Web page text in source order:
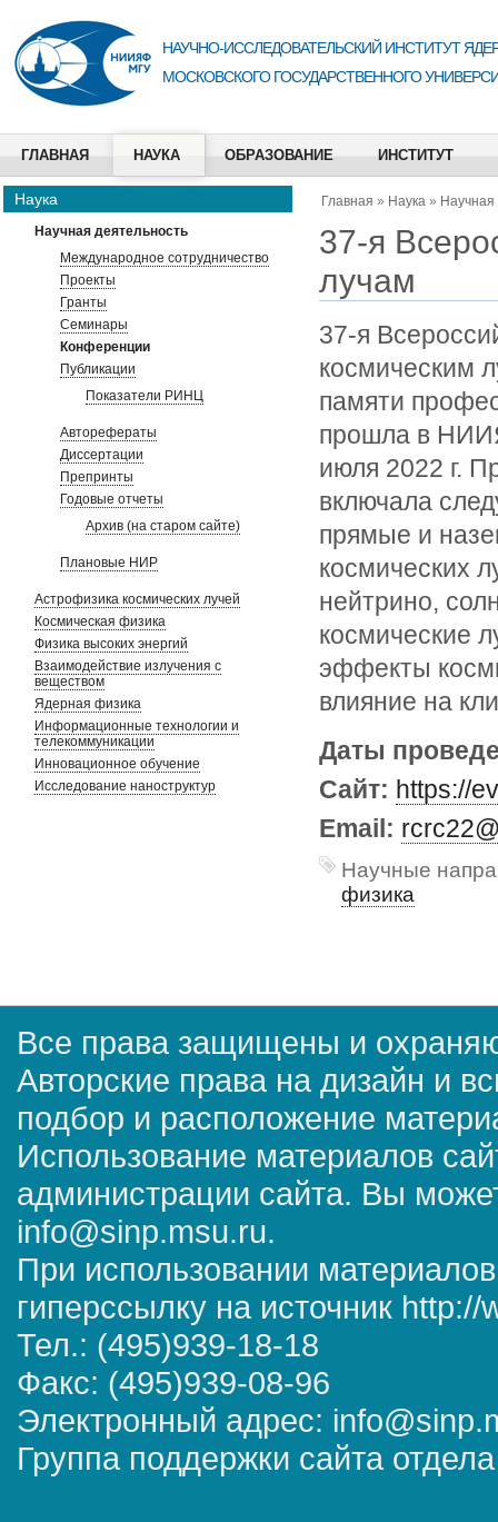
НАУЧНО-ИССЛЕДОВАТЕЛЬСКИЙ ИНСТИТУТ
МОСКОВСКОГО ГОСУДАРСТВЕННОГО
ГЛАВНАЯ НАУКА ОБРАЗОВАНИЕ ИНСТИТУТ
Наука
Научная деятельность
Международное сотрудничество
Проекты
Гранты
Семинары
Конференции
Публикации
Показатели РИНЦ
Авторефераты
Диссертации
Препринты
Годовые отчеты
Архив (на старом сайте)
Плановые НИР
Астрофизика космических лучей
Космическая физика
Физика высоких энергий
Взаимодействие излучения с
веществом
Ядерная физика
Информационные технологии и
телекоммуникации
Инновационное обучение
Исследование наноструктур
Главная » Наука » Научная
37-я
лучам
37-я
космическим
памяти
прошла в
июля 2022 г.
включала
прямые и
космических
нейтрино,
космические
эффекты
влияние на
Даты
Сайт: https://
Email:
Научные
физика
Все права защищены и
Авторские права на дизайн и
подбор и расположение
Использование материалов
администрации сайта. Вы
info@sinp.msu.ru.
При использовании
гиперссылку на источник
Тел.: (495)939-18-18
Факс: (495)939-08-96
Электронный адрес:
Группа поддержки сайта